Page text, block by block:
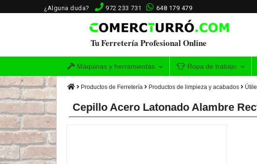
¿Alguna duda? 972 233 731 648 179 479
Tu Ferretería Profesional Online
Máquinas y herramientas Ropa de trabajo
Productos de Ferretería Productos de limpieza y acabados
Cepillo Acero Latonado Alambre